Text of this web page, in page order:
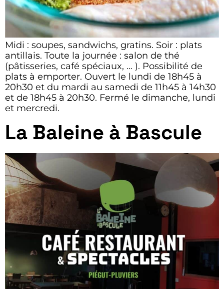
Midi : soupes, sandwichs, gratins. Soir : plats
antillais. Toute la journée : salon de thé
(pâtisseries, café spéciaux, … ). Possibilité de
plats à emporter. Ouvert le lundi de 18h45 à
20h30 et du mardi au samedi de 11h45 à 14h30
et de 18h45 à 20h30. Fermé le dimanche, lundi
et mercredi.
La Baleine à Bascule